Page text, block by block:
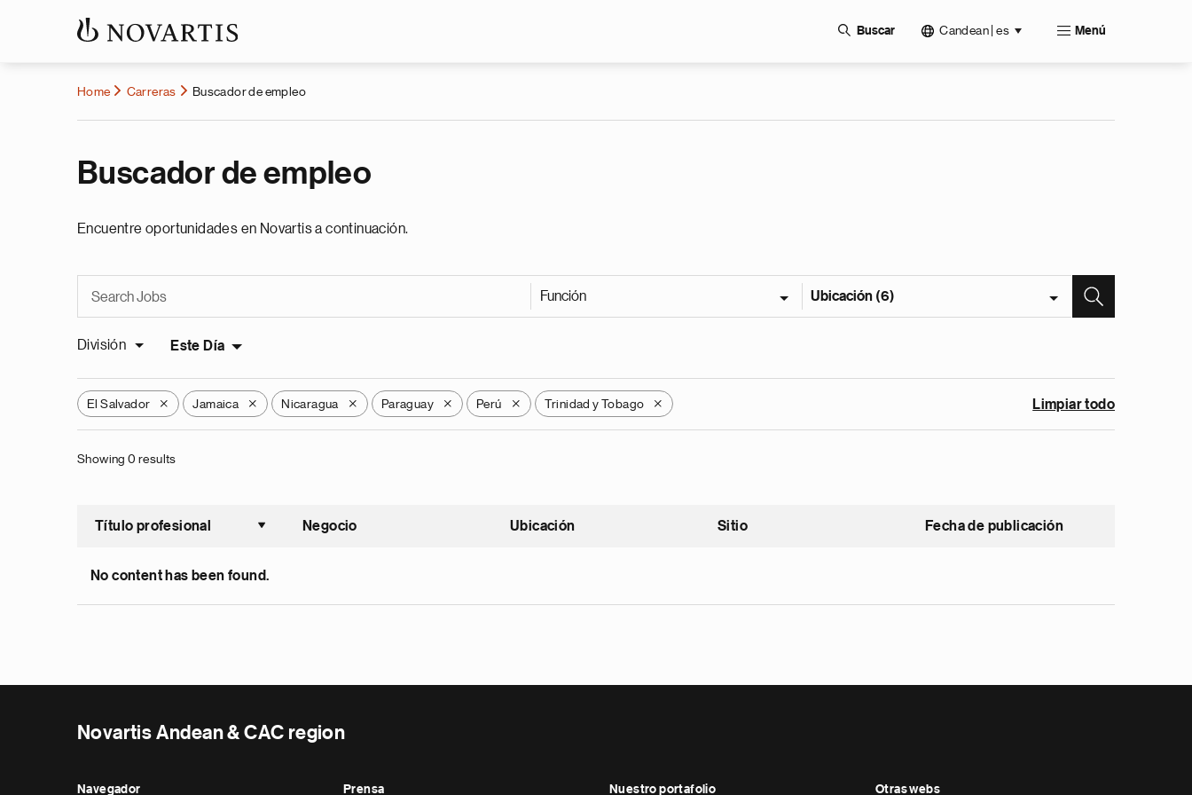
Buscar Candean | es Menú
Home Carreras Buscador de empleo
Buscador de empleo
Encuentre oportunidades en Novartis a continuación.
Función Ubicación (6)
División Este Día
El Salvador X Jamaica X Nicaragua X Paraguay X Perú X Trinidad y Tobago X Limpiar todo
Showing 0 results
Título profesional
Ordenar ascendente
Negocio Ubicación Sitio Fecha de publicación
No content has been found.
Novartis Andean & CAC region
Navegador Prensa Nuestro portafolio Otras webs